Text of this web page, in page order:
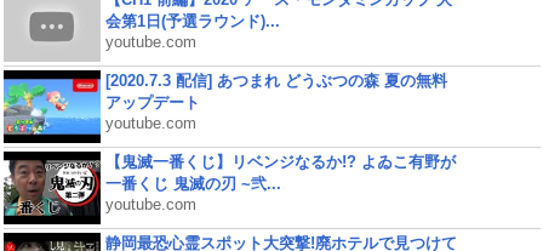
会第1日(予選ラウンド)...
youtube.com
[2020.7.3 配信] あつまれ どうぶつの森 夏の無料
アップデート
youtube.com
【鬼滅一番くじ】リベンジなるか!? よゐこ有野が
一番くじ 鬼滅の刃 ~弐...
youtube.com
静岡最恐心霊スポット大突撃!廃ホテルで見つけて